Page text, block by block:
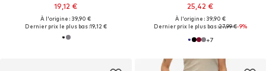
19,12 €
À l'origine : 39,90 €
Dernier prix le plus bas :19,12 €
25,42 €
À l'origine : 39,90 €
Dernier prix le plus bas :27,99 €-9%
+7